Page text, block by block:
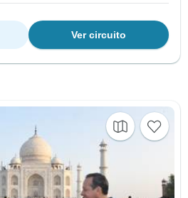
Ver circuito